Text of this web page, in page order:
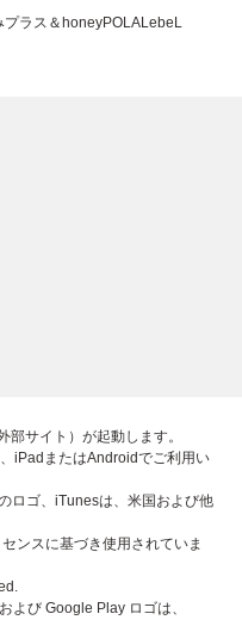
プラス ＆honeyPOLALebeL
部サイト）が起動します。
iPadまたはAndroidでご利用い
ロゴ、iTunesは、米国および他
ンスに基づき使用されていま
よび Google Play ロゴは、